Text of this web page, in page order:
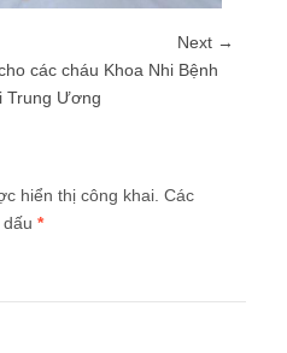
Next →
các cháu Khoa Nhi Bệnh
Trung Ương
hiển thị công khai. Các
*